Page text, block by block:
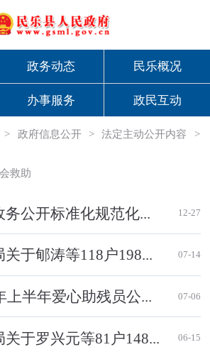
政务动态 民乐概况
办事服务 政民互动
> 政府信息公开 > 法定主动公开内容 >
救助
务公开标准化规范化... 12-27
关于郇涛等118户198... 07-14
上半年爱心助残员公... 07-06
关于罗兴元等81户148... 06-15